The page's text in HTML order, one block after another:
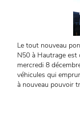
Le tout nouveau
N50 à Hautrage
mercredi 8
véhicules qui
à nouveau pouvoir